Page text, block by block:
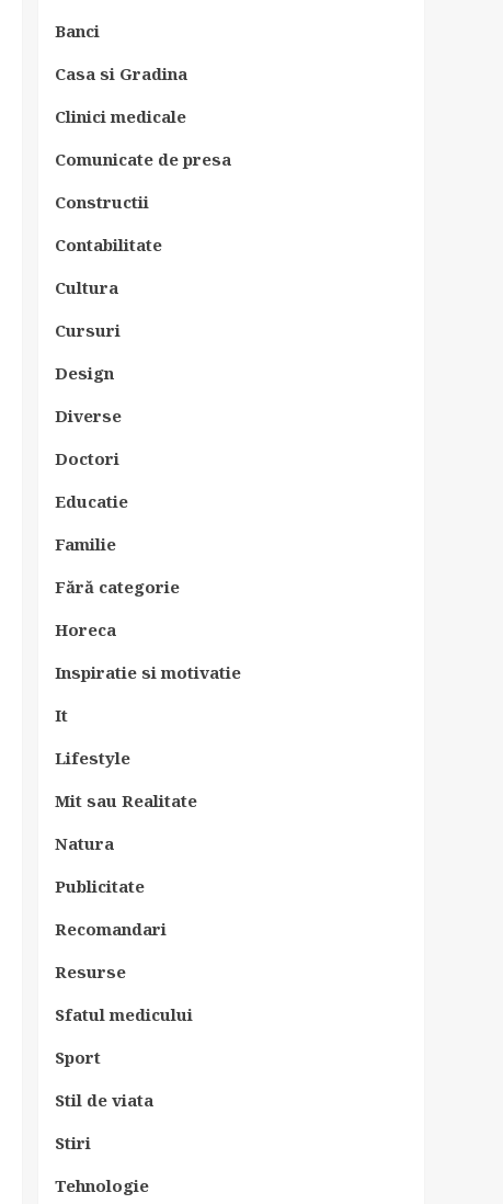
Banci
Casa si Gradina
Clinici medicale
Comunicate de presa
Constructii
Contabilitate
Cultura
Cursuri
Design
Diverse
Doctori
Educatie
Familie
Fără categorie
Horeca
Inspiratie si motivatie
It
Lifestyle
Mit sau Realitate
Natura
Publicitate
Recomandari
Resurse
Sfatul medicului
Sport
Stil de viata
Stiri
Tehnologie